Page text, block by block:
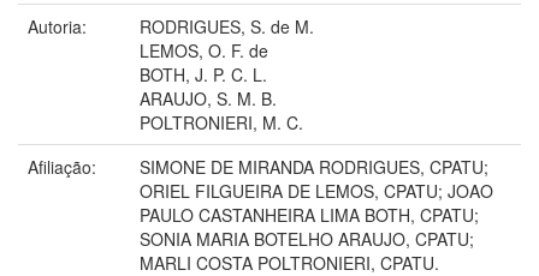
Autoria:
RODRIGUES, S. de M.
LEMOS, O. F. de
BOTH, J. P. C. L.
ARAUJO, S. M. B.
POLTRONIERI, M. C.
Afiliação:
SIMONE DE MIRANDA RODRIGUES, CPATU;
ORIEL FILGUEIRA DE LEMOS, CPATU; JOAO
PAULO CASTANHEIRA LIMA BOTH, CPATU;
SONIA MARIA BOTELHO ARAUJO, CPATU;
MARLI COSTA POLTRONIERI, CPATU.